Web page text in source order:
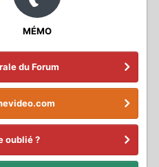
MÉMO
du Forum
oublié ?